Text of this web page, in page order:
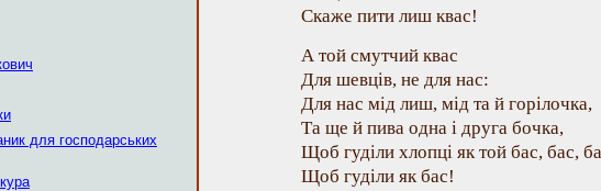
для господарських
Скаже пити лиш квас!
А той смутчий квас
Для шевців, не для нас:
Для нас мід лиш, мід та й горілочка,
Та ще й пива одна і друга бочка,
Щоб гуділи хлопці як той бас, бас,
Щоб гуділи як бас!